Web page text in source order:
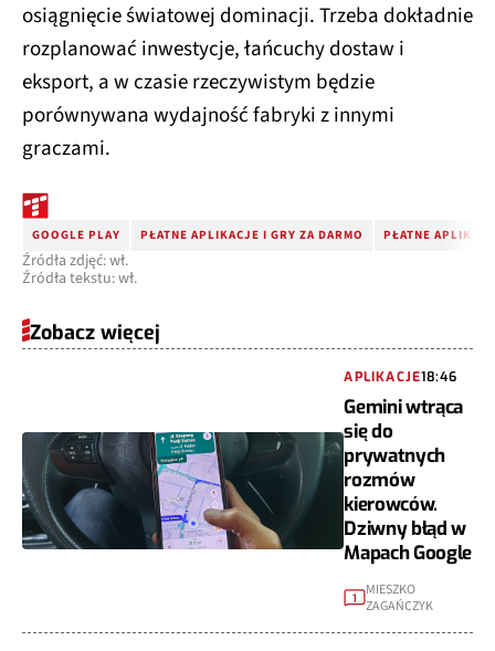
osiągnięcie światowej dominacji. Trzeba dokładnie
rozplanować inwestycje, łańcuchy dostaw i
eksport, a w czasie rzeczywistym będzie
porównywana wydajność fabryki z innymi
graczami.
GOOGLE PLAY PŁATNE APLIKACJE I GRY ZA DARMO PŁATNE
Źródła zdjęć: wł.
Źródła tekstu: wł.
Zobacz więcej
APLIKACJE18:46
Gemini wtrąca
się do
prywatnych
rozmów
kierowców.
Dziwny błąd w
Mapach Google
1
MIESZKO
ZAGAŃCZYK